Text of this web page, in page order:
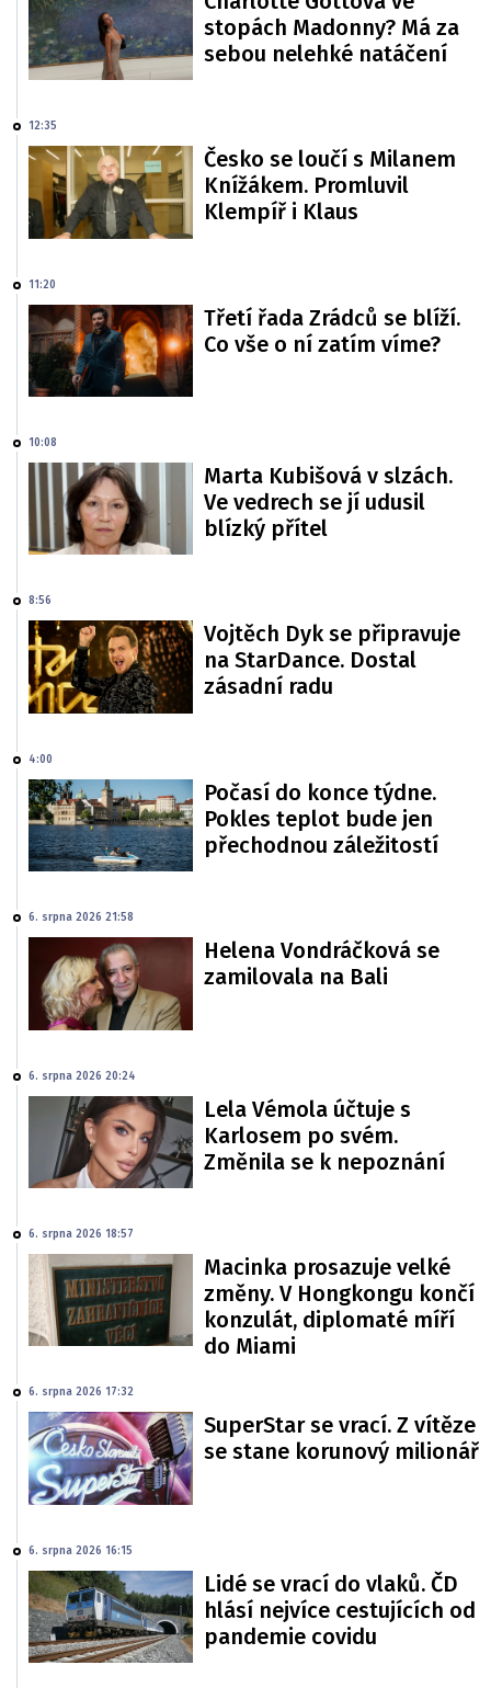
stopách Madonny? Má za
sebou nelehké natáčení
12:35
Česko se loučí s Milanem
Knížákem. Promluvil
Klempíř i Klaus
11:20
Třetí řada Zrádců se blíží.
Co vše o ní zatím víme?
10:08
Marta Kubišová v slzách.
Ve vedrech se jí udusil
blízký přítel
8:56
Vojtěch Dyk se připravuje
na StarDance. Dostal
zásadní radu
4:00
Počasí do konce týdne.
Pokles teplot bude jen
přechodnou záležitostí
6. srpna 2026 21:58
Helena Vondráčková se
zamilovala na Bali
6. srpna 2026 20:24
Lela Vémola účtuje s
Karlosem po svém.
Změnila se k nepoznání
6. srpna 2026 18:57
Macinka prosazuje velké
změny. V Hongkongu končí
konzulát, diplomaté míří
do Miami
6. srpna 2026 17:32
SuperStar se vrací. Z vítěze
se stane korunový milionář
6. srpna 2026 16:15
Lidé se vrací do vlaků. ČD
hlásí nejvíce cestujících od
pandemie covidu